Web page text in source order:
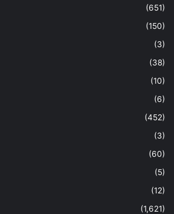
(651)
(150)
(3)
(38)
(10)
(6)
(452)
(3)
(60)
(5)
(12)
(1,621)